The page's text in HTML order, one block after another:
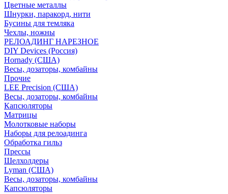
Цветные металлы
Шнурки, паракорд, нити
Бусины для темляка
Чехлы, ножны
РЕЛОАДИНГ НАРЕЗНОЕ
DIY Devices (Россия)
Hornady (США)
Весы, дозаторы, комбайны
Прочие
LEE Precision (США)
Весы, дозаторы, комбайны
Капсюляторы
Матрицы
Молотковые наборы
Наборы для релоадинга
Обработка гильз
Преcсы
Шелхолдеры
Lyman (США)
Весы, дозаторы, комбайны
Капсюляторы